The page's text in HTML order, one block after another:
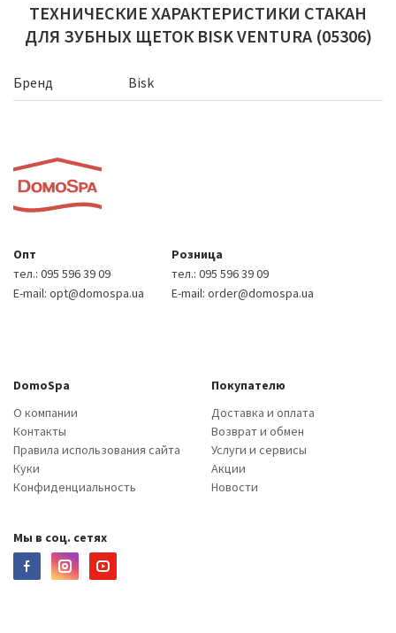
ТЕХНИЧЕСКИЕ ХАРАКТЕРИСТИКИ СТАКАН
ДЛЯ ЗУБНЫХ ЩЕТОК BISK VENTURA (05306)
Бренд Bisk
Опт
тел.: 095 596 39 09
E-mail: opt@domospa.ua
Розница
тел.: 095 596 39 09
E-mail: order@domospa.ua
DomoSpa
О компании
Контакты
Правила использования сайта
Куки
Конфиденциальность
Покупателю
Доставка и оплата
Возврат и обмен
Услуги и сервисы
Акции
Новости
Мы в соц. сетях